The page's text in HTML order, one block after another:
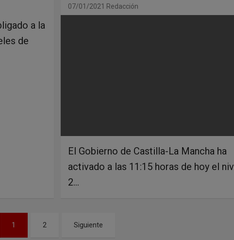
a la
de
07/01/2021 Redacción
El Gobierno de Castilla-La Mancha ha
activado a las 11:15 horas de hoy el
2…
1 2 Siguiente